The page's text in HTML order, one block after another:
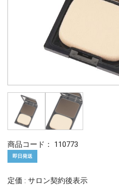
商品コード： 110773
即日発送
定価 : サロン契約後表示